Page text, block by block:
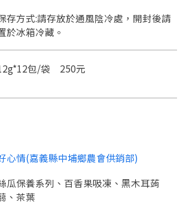
存方式:請存放於通風陰冷處，開封後請
於冰箱冷藏。
包/袋 250元
心情(嘉義縣中埔鄉農會供銷部)
瓜保養系列、百香果吸凍、黑木耳蒟
、茶葉